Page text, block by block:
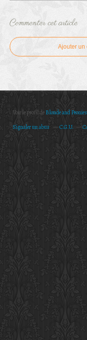
Commenter cet article
Ajouter un
Voir le profil deBlonde and Peonies
Signaler un abus
C.G.U.